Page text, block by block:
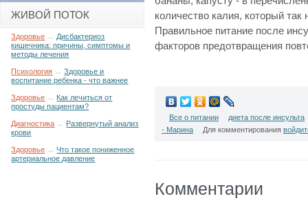
количество калия, который
Правильное питание после
факторов предотвращения
Все о питании
диета после инсульта
- Марина
Для комментирования
Комментарии
ЖИВОЙ ПОТОК
Здоровье → Дисбактериоз
кишечника: причины, симптомы и
методы лечения
Психология →Здоровье и
воспитание ребенка - что важнее
Здоровье → Как лечиться от
простуды пациентам?
Диагностика → Развернутый анализ
крови
Здоровье →Что такое пониженное
артериальное давление